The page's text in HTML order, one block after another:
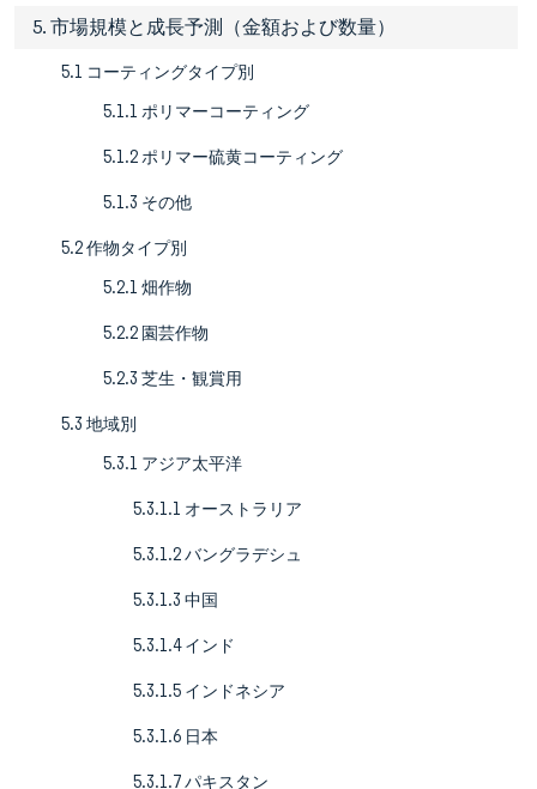
5. 市場規模と成長予測（金額および数量）
5.1 コーティングタイプ別
5.1.1 ポリマーコーティング
5.1.2 ポリマー硫黄コーティング
5.1.3 その他
5.2 作物タイプ別
5.2.1 畑作物
5.2.2 園芸作物
5.2.3 芝生・観賞用
5.3 地域別
5.3.1 アジア太平洋
5.3.1.1 オーストラリア
5.3.1.2 バングラデシュ
5.3.1.3 中国
5.3.1.4 インド
5.3.1.5 インドネシア
5.3.1.6 日本
5.3.1.7 パキスタン